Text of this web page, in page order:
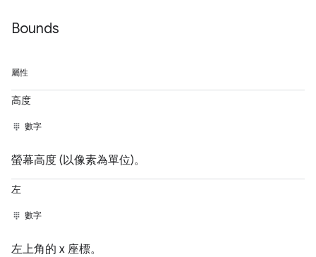
Bounds
屬性
高度
數字
螢幕高度 (以像素為單位)。
左
數字
左上角的 x 座標。